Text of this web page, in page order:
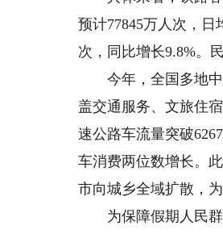
预计77845万人次，日
次，同比增长9.8%。
今年，全国多地中
盖交通服务、文旅住
速公路车流量突破
车消费两位数增长。
市向城乡全域扩散，
为保障假期人民群